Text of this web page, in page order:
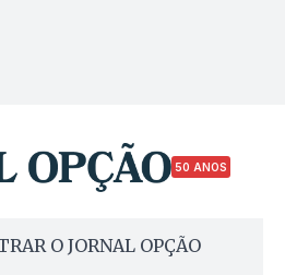
50 ANOS
O JORNAL OPÇÃO